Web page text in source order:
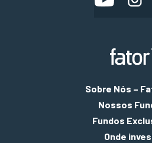
Sobre Nós –
Nossos
Fundos
Onde